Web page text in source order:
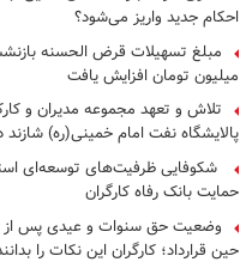
احکام جدید واریز می‌شود؟
میلیون تومان افزایش یافت
تلاش و تعهد مجموعه مدیران و
پالایشگاه نفت امام خمینی(ره) شازند
تولید در ایام جنگ رمضان، شایسته
شکوفایی ظرفیت‌های توسعه‌ای
حمایت بانک رفاه کارگران
وضعیت حق سنوات و عیدی پس از
حین قرارداد؛ کارگران این نکات را